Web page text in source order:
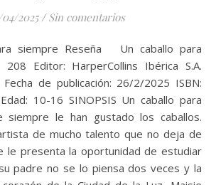
04/2025 / Sin comentarios
208 Editor: HarperCollins Ibérica S.A.
de publicación: 26/2/2025 ISBN:
10-16 SINOPSIS Un caballo para
siempre le han gustado los caballos.
de mucho talento que no deja de
le presenta la oportunidad de estudiar
padre no se lo piensa dos veces y la